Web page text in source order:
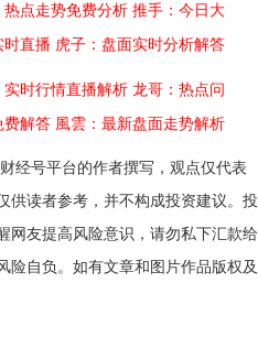
热点走势免费分析 推手：今日大
时直播 虎子：盘面实时分析解答
实时行情直播解析 龙哥：热点问
费解答 風雲：最新盘面走势解析
经号平台的作者撰写，观点仅代表
供读者参考，并不构成投资建议。投
网友提高风险意识，请勿私下汇款给
险自负。如有文章和图片作品版权及